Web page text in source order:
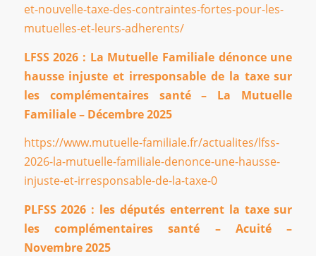
et-nouvelle-taxe-des-contraintes-fortes-pour-les-
mutuelles-et-leurs-adherents/
LFSS 2026 : La Mutuelle Familiale dénonce une
hausse injuste et irresponsable de la taxe sur
les complémentaires santé – La Mutuelle
Familiale – Décembre 2025
https://www.mutuelle-familiale.fr/actualites/lfss-
2026-la-mutuelle-familiale-denonce-une-hausse-
injuste-et-irresponsable-de-la-taxe-0
PLFSS 2026 : les députés enterrent la taxe sur
les complémentaires santé – Acuité –
Novembre 2025